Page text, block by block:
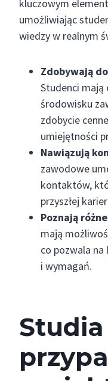
kluczowym
umożliwiając
wiedzy w realnym
Zdobywają
Studenci mają
środowisku
zdobycie
umiejętności
Nawiązują
zawodowe
kontaktów,
przyszłej
Poznają
mają
co pozwala na
i wymagań.
Studia